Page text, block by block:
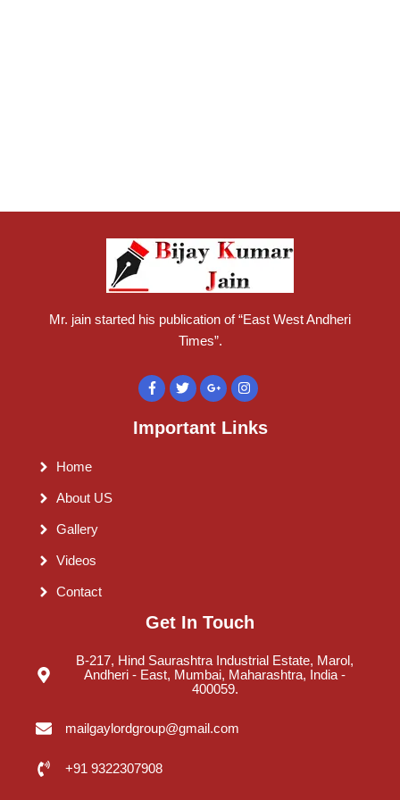
Mr. jain started his publication of “East West Andheri
Times”.
Important Links
Home
About US
Gallery
Videos
Contact
Get In Touch
B-217, Hind Saurashtra Industrial Estate, Marol,
Andheri - East, Mumbai, Maharashtra, India -
400059.
mailgaylordgroup@gmail.com
+91 9322307908